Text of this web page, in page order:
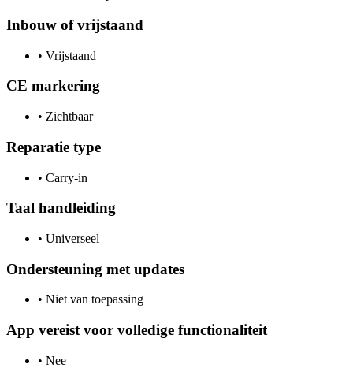
Inbouw of vrijstaand
• Vrijstaand
CE markering
• Zichtbaar
Reparatie type
• Carry-in
Taal handleiding
• Universeel
Ondersteuning met updates
• Niet van toepassing
App vereist voor volledige functionaliteit
• Nee